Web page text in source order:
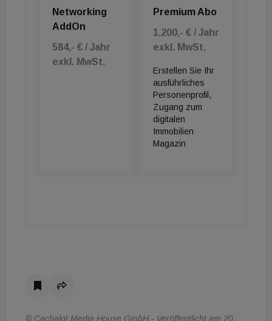
Networking
AddOn
584,- € / Jahr
exkl. MwSt.
Premium Abo
1.200,- € / Jahr
exkl. MwSt.
Erstellen Sie Ihr
ausführliches
Personenprofil,
Zugang zum
digitalen
Immobilien
Magazin
© Cachalot Media House GmbH - Veröffentlicht am 20.